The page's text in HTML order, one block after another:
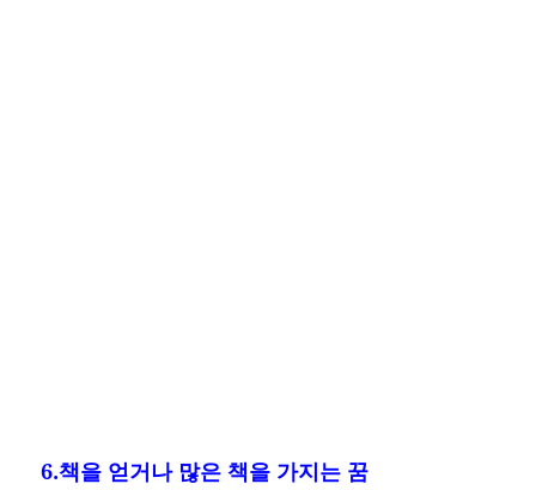
6.책을 얻거나 많은 책을 가지는 꿈